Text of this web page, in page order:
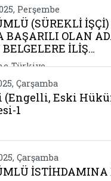
Perşembe
(SÜREKLİ İŞÇİ)
BAŞARILI OLAN
İLİŞ…
Türkiye
Çarşamba
(Engelli, Eski
1
Çarşamba
İSTİHDAMINA